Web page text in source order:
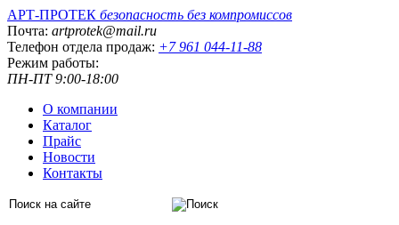
АРТ-ПРОТЕК безопасность без компромиссов
Почта: artprotek@mail.ru
Телефон отдела продаж: +7 961 044-11-88
Режим работы:
ПН-ПТ 9:00-18:00
О компании
Каталог
Прайс
Новости
Контакты